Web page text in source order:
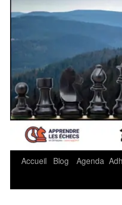
Accueil Blog Agenda